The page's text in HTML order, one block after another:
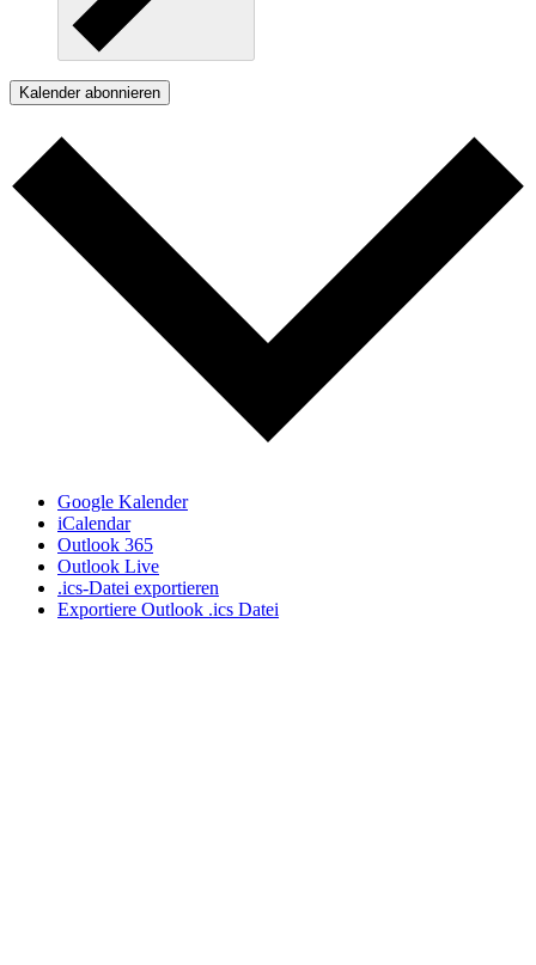
Kalender abonnieren
Google Kalender
iCalendar
Outlook 365
Outlook Live
.ics-Datei exportieren
Exportiere Outlook .ics Datei